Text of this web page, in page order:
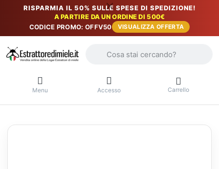
RISPARMIA IL 50% SULLE SPESE DI SPEDIZIONE!
A PARTIRE DA UN ORDINE DI 500€
CODICE PROMO: OFFV50
VISUALIZZA OFFERTA
Menu Accesso Carrello